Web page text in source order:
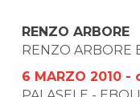
RENZO ARBORE
RENZO ARBORE
6 MARZO 2010 -